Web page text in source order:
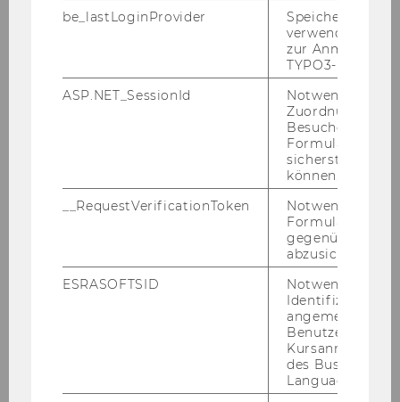
Visum und Aufenthaltsbewilligung
Versicherungen
Deutsch lernen
Gesundheit
be_lastLoginProvider
Speichert die
verwendete
zur Anmeldung
TYPO3-Backend.
ASP.NET_SessionId
Notwendig, um
Zuordnung von
Besucher zu
sicherstellen zu
können.
__RequestVerificationToken
Notwendig, um
gegenüber
abzusichern.
ESRASOFTSID
Notwendig zur
Identifizierung
angemeldeten
Benutzers im
des Business
Language